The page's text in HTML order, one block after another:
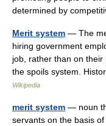
determined by
Merit system — The
hiring government
job, rather than on
the spoils system.
Wikipedia
merit system — noun
servants on the basis of